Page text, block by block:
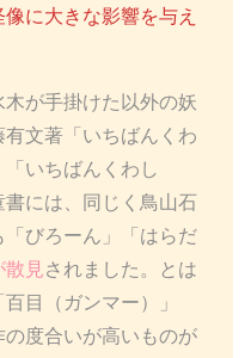
に大きな影響を与え
が手掛けた以外の妖
文著「いちばんくわ
いちばんくわし
には、同じく鳥山石
びろーん」「はらだ
散見されました。とは
目（ガンマー）」
の度合いが高いものが